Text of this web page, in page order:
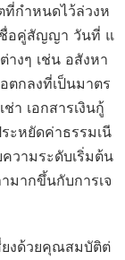
ที่กำหนดไว้ล่วงห
ชื่อคู่สัญญา วันที่ แ
งๆ เช่น อสังหา
ตกลงที่เป็นมาตร
า เอกสารเงินกู้
ะหยัดค่าธรรมเนี
วามระดับเริ่มต้น
มากขึ้นกับการเจ
ยงด้วยคุณสมบัติต่